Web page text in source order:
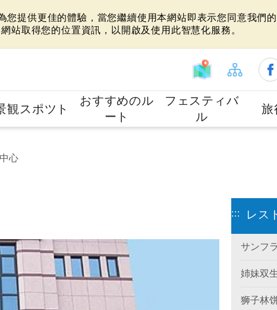
提供更佳的體驗，當您繼續使用本網站即表示您同意我們
站取得您的位置資訊，以開啟及使用此智慧化服務。
観スポツト
おすすめのル
ート
フェスティバ
ル
旅
心
::: レス
サンフ
姉妹双
狮子林